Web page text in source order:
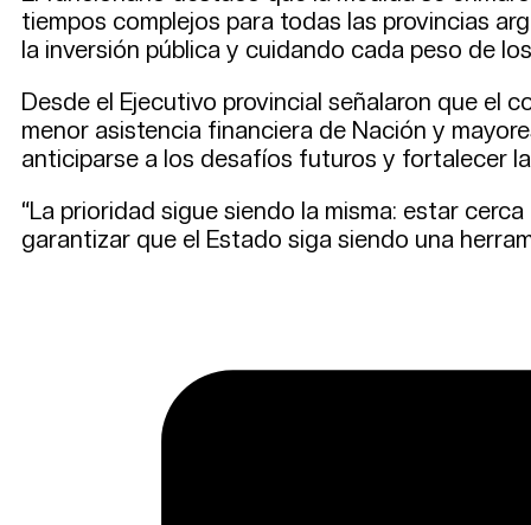
tiempos complejos para todas las provincias
la inversión pública y cuidando cada peso de
Desde el Ejecutivo provincial señalaron que el
menor asistencia financiera de Nación y
anticiparse a los desafíos futuros y fortalecer
“La prioridad sigue siendo la misma: estar
garantizar que el Estado siga siendo una